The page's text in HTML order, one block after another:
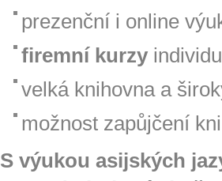
prezenční i online
firemní kurzy
velká knihovna a
možnost zapůjčení
S výukou asijských